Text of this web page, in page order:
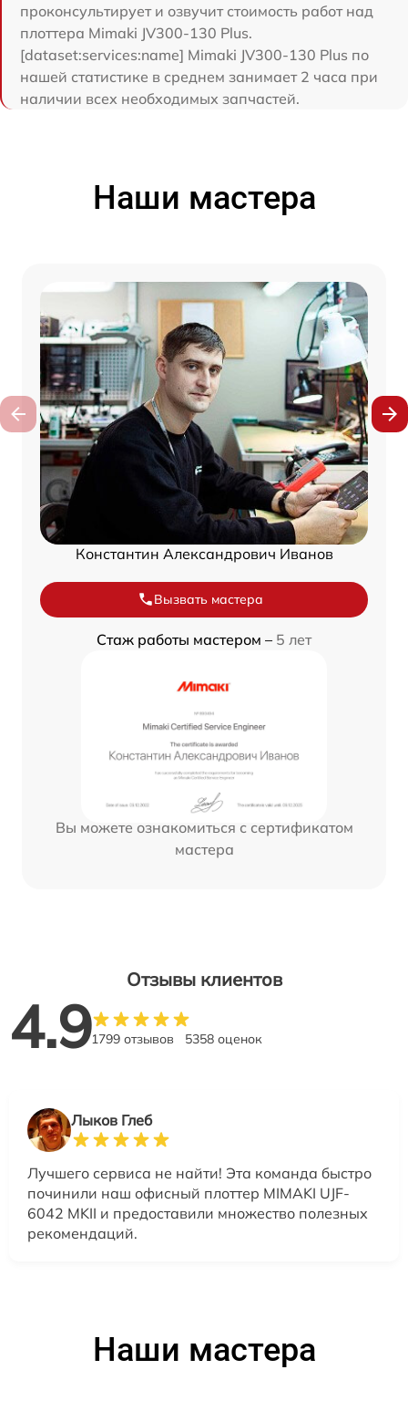
проконсультирует и озвучит стоимость работ над
плоттера Mimaki JV300-130 Plus.
[dataset:services:name] Mimaki JV300-130 Plus по
нашей статистике в среднем занимает 2 часа при
наличии всех необходимых запчастей.
Наши мастера
Константин Александрович Иванов
Вызвать мастера
Стаж работы мастером – 5 лет
Вы можете ознакомиться с сертификатом
мастера
Отзывы клиентов
4.91799 отзывов 5358 оценок
Лыков Глеб
Лучшего сервиса не найти! Эта команда быстро
починили наш офисный плоттер MIMAKI UJF-
6042 MKII и предоставили множество полезных
рекомендаций.
Наши мастера